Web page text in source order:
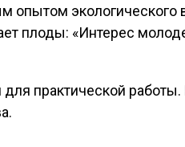
опытом экологического
плоды: «Интерес
практической